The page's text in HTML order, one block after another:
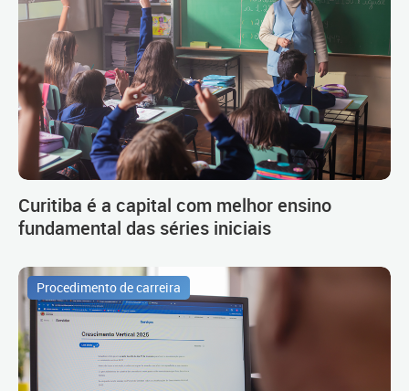
Curitiba é a capital com melhor ensino
fundamental das séries iniciais
Procedimento de carreira